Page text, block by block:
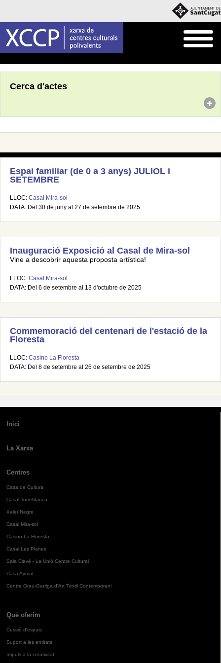
Cerca d'actes
Espai familiar (de 0 a 3 anys) JULIOL i
SETEMBRE
LLOC: Casal Mira-sol
DATA: Del 30 de juny al 27 de setembre de 2025
Inauguració Exposició al Casal de Mira-sol
Vine a descobrir aquesta proposta artística!
LLOC: Casal Mira-sol
DATA: Del 6 de setembre al 13 d'octubre de 2025
Commemoració del centenari de l'estació de la
Floresta
LLOC: Casino La Floresta
DATA: Del 8 de setembre al 26 de setembre de 2025
Inici
La Xarxa
Centres
Casa de Cultura
Casal Torreblanca
Xalet Negre
Casal Mira-sol
Casino La Floresta
Casal Les Planes
Sala Clavé - La Unió Centre Cultural
Casa Aymat
Centre Grau-Garriga d'Art Tèxtil Contemporani
Què oferim
Cessió d'espais
Suport a les entitats
Impuls a la creativitat